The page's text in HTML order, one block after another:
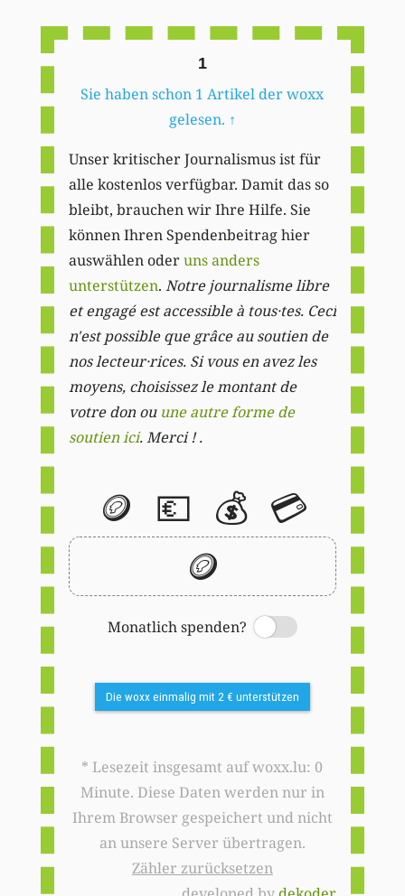
1
Sie haben schon 1 Artikel der woxx
gelesen. ↑
Unser kritischer Journalismus ist für
alle kostenlos verfügbar. Damit das so
bleibt, brauchen wir Ihre Hilfe. Sie
können Ihren Spendenbeitrag hier
auswählen oderuns anders
unterstützen. Notre journalisme libre
et engagé est accessible à tous·tes. Ceci
n'est possible que grâce au soutien de
nos lecteur·rices. Si vous en avez les
moyens, choisissez le montant de
votre don ou une autre forme de
soutien ici. Merci ! .
🪙 💶 💰 💳
🪙
Monatlich spenden?
Switch
Die woxx einmalig mit 2 € unterstützen
* Lesezeit insgesamt auf woxx.lu: 0
Minute. Diese Daten werden nur in
Ihrem Browser gespeichert und nicht
an unsere Server übertragen.
Zähler zurücksetzen